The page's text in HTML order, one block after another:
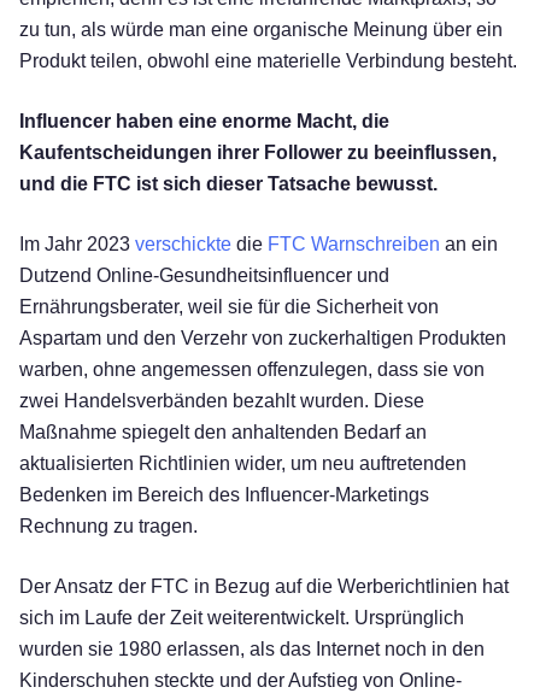
zu tun, als würde man eine organische Meinung über ein
Produkt teilen, obwohl eine materielle Verbindung besteht.
Influencer haben eine enorme Macht, die
Kaufentscheidungen ihrer Follower zu beeinflussen,
und die FTC ist sich dieser Tatsache bewusst.
Im Jahr 2023 verschickte die FTC Warnschreiben an ein
Dutzend Online-Gesundheitsinfluencer und
Ernährungsberater, weil sie für die Sicherheit von
Aspartam und den Verzehr von zuckerhaltigen Produkten
warben, ohne angemessen offenzulegen, dass sie von
zwei Handelsverbänden bezahlt wurden. Diese
Maßnahme spiegelt den anhaltenden Bedarf an
aktualisierten Richtlinien wider, um neu auftretenden
Bedenken im Bereich des Influencer-Marketings
Rechnung zu tragen.
Der Ansatz der FTC in Bezug auf die Werberichtlinien hat
sich im Laufe der Zeit weiterentwickelt. Ursprünglich
wurden sie 1980 erlassen, als das Internet noch in den
Kinderschuhen steckte und der Aufstieg von Online-